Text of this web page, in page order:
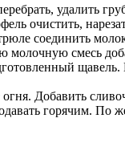
удалить
очистить,
соединить
смесь
щавель.
Добавить
горячим. По